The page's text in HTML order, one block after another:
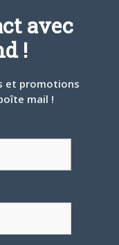
passé, en 2017
son
en scène des
c’est
était le jury.
avec
!
et promotions
mail !